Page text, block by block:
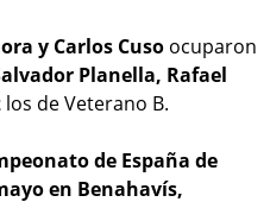
y Carlos Cuso ocuparon
Planella, Rafael
los de Veterano B.
de España de
en Benahavís,